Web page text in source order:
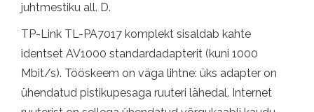
juhtmestiku all. D.
TP-Link TL-PA7017 komplekt sisaldab kahte
identset AV1000 standardadapterit (kuni 1000
Mbit/s). Tööskeem on väga lihtne: üks adapter on
ühendatud pistikupesaga ruuteri lähedal. Internet